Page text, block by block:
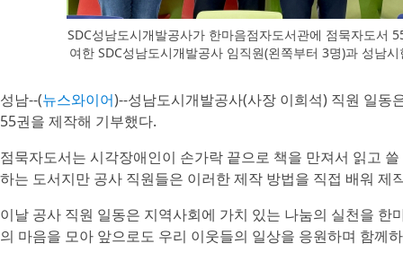
SDC성남도시개발공사가 한마음점자도서관에 점묵자도서
여한 SDC성남도시개발공사 임직원(왼쪽부터 3명)과 성남
성남--(뉴스와이어)--성남도시개발공사(사장 이희석) 직원 일동
55권을 제작해 기부했다.
점묵자도서는 시각장애인이 손가락 끝으로 책을 만져서 읽고
하는 도서지만 공사 직원들은 이러한 제작 방법을 직접 배워 제
이날 공사 직원 일동은 지역사회에 가치 있는 나눔의 실천을
의 마음을 모아 앞으로도 우리 이웃들의 일상을 응원하며 함께